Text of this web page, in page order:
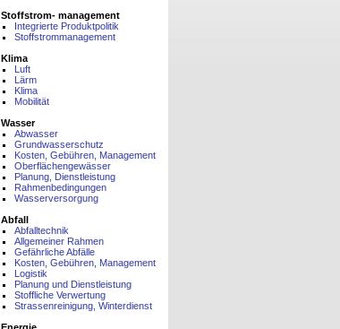
Stoffstrom- management
Integrierte Produktpolitik
Stoffstrommanagement
Klima
Luft
Lärm
Klima
Mobilität
Wasser
Abwasser
Grundwasserschutz
Kosten, Gebühren, Management
Oberflächengewässer
Planung, Dienstleistung
Rahmenbedingungen
Wasserversorgung
Abfall
Abfalltechnik
Allgemeiner Rahmen
Gefährliche Abfälle
Kosten, Gebühren, Management
Logistik
Planung und Dienstleistung
Stoffliche Verwertung
Strassenreinigung, Winterdienst